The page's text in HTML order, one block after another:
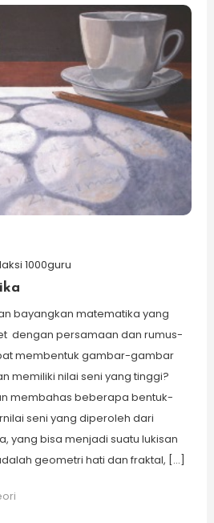
1000guru
bayangkan matematika yang
dengan persamaan dan rumus-
membentuk gambar-gambar
memiliki nilai seni yang tinggi?
membahas beberapa bentuk-
seni yang diperoleh dari
yang bisa menjadi suatu lukisan
geometri hati dan fraktal, […]